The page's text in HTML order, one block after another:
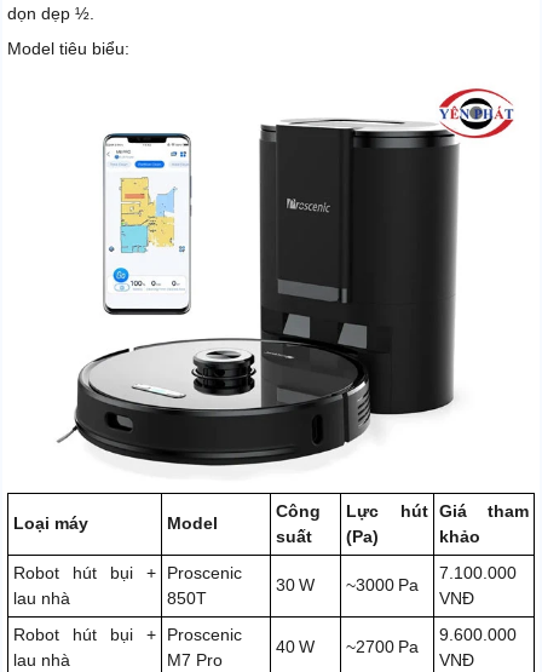
dọn dẹp ½.
Model tiêu biểu:
Loại máy Model
Công
suất
Lực hút
(Pa)
Giá tham
khảo
Robot hút bụi +
lau nhà
Proscenic
850T
30 W ~3000 Pa
7.100.000
VNĐ
Robot hút bụi +
lau nhà
Proscenic
M7 Pro
40 W ~2700 Pa
9.600.000
VNĐ